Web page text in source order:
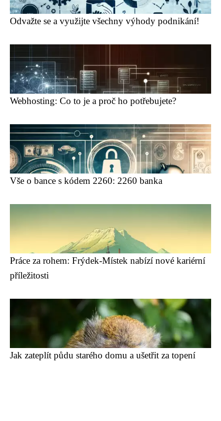
Odvažte se a využijte všechny výhody podnikání!
Webhosting: Co to je a proč ho potřebujete?
Vše o bance s kódem 2260: 2260 banka
Práce za rohem: Frýdek-Místek nabízí nové kariérní
příležitosti
Jak zateplít půdu starého domu a ušetřit za topení